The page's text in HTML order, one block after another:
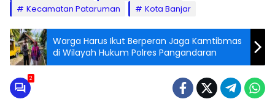
Kecamatan Pataruman
Kota Banjar
Warga Harus Ikut Berperan Jaga Kamtibmas
di Wilayah Hukum Polres Pangandaran
2